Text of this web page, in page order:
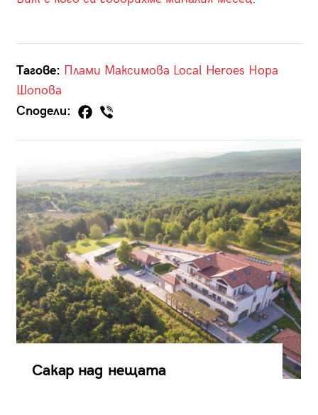
Тагове: Плами Максимова Local Heroes Нора
Шопова
Сподели:
Сакар над нещата